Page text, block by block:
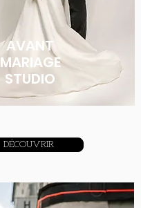
DÉCOUVRIR
AVANT
MARIAGE
STUDIO